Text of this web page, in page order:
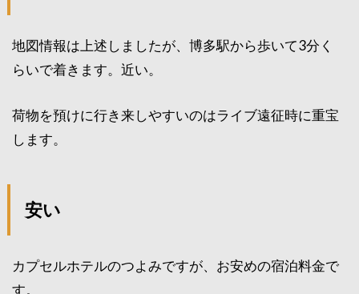
地図情報は上述しましたが、博多駅から歩いて3分く
らいで着きます。近い。
荷物を預けに行き来しやすいのはライブ遠征時に重宝
します。
安い
カプセルホテルのつよみですが、お安めの宿泊料金で
す。